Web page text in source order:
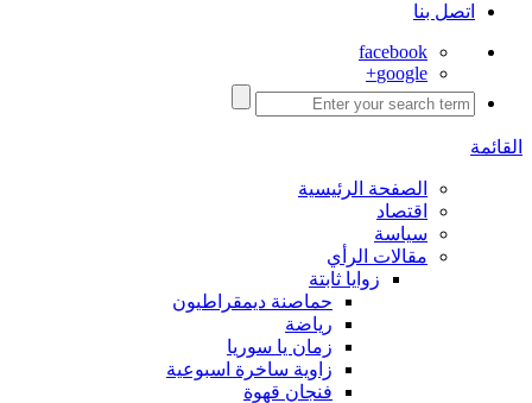
اتصل بنا
facebook
google+
القائمة
الصفحة الرئيسية
اقتصاد
سياسة
مقالات الرأي
زوايا ثابتة
حماصنة ديمقراطيون
رياضة
زمان يا سوريا
زاوية ساخرة اسبوعية
فنجان قهوة